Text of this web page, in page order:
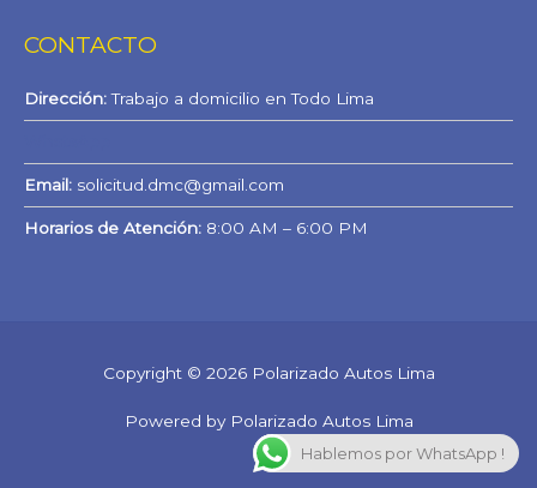
CONTACTO
Dirección:Trabajo a domicilio en Todo Lima
Email: solicitud.dmc@gmail.com
Horarios de Atención: 8:00 AM – 6:00 PM
Copyright © 2026 Polarizado Autos Lima
Powered by Polarizado Autos Lima
Hablemos por WhatsApp !